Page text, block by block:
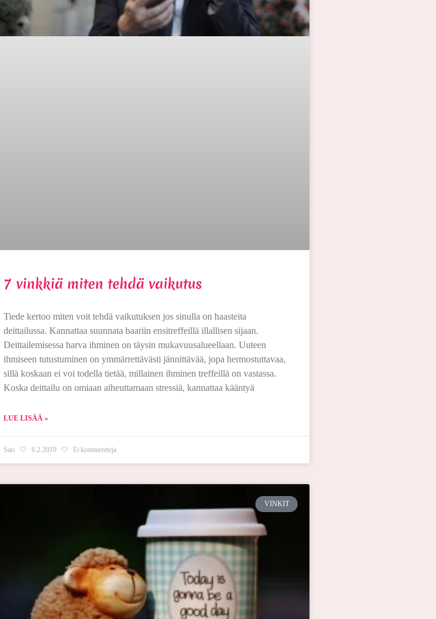
7 vinkkiä miten tehdä vaikutus
Tiede kertoo miten voit tehdä vaikutuksen jos sinulla on haasteita
deittailussa. Kannattaa suunnata baariin ensitreffeillä illallisen sijaan.
Deittailemisessa harva ihminen on täysin mukavuusalueellaan. Uuteen
ihmiseen tutustuminen on ymmärrettävästi jännittävää, jopa hermostuttavaa,
sillä koskaan ei voi todella tietää, millainen ihminen treffeillä on vastassa.
Koska deittailu on omiaan aiheuttamaan stressiä, kannattaa kääntyä
LUE LISÄÄ »
Sari 6.2.2019 Ei kommentteja
VINKIT